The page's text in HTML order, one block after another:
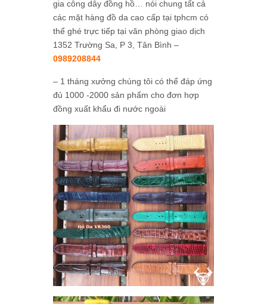
gia công dây đồng hồ… nói chung tất cả
các mặt hàng đồ da cao cấp tại tphcm có
thể ghé trực tiếp tại văn phòng giao dịch
1352 Trường Sa, P 3, Tân Bình –
0989208844
– 1 tháng xưởng chúng tôi có thể đáp ứng
đủ 1000 -2000 sản phẩm cho đơn hợp
đồng xuất khẩu đi nước ngoài